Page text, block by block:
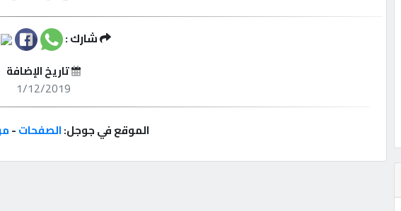
شارك :
تاريخ الإضافة
1/12/2019
الموقع في جوجل:الصفحات-